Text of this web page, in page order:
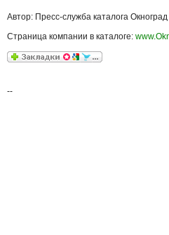
Автор: Пресс-служба каталога Окноград
Страница компании в каталоге:
--